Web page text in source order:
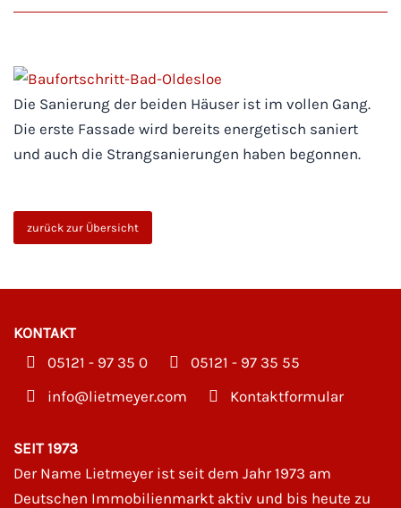
Die Sanierung der beiden Häuser ist im vollen Gang.
Die erste Fassade wird bereits energetisch saniert
und auch die Strangsanierungen haben begonnen.
zurück zur Übersicht
KONTAKT
05121 - 97 35 0
05121 - 97 35 55
moc.reyemteil@ofni
Kontaktformular
SEIT 1973
Der Name Lietmeyer ist seit dem Jahr 1973 am
Deutschen Immobilienmarkt aktiv und bis heute zu